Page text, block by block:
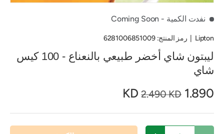
نفدت الكمية - Coming Soon
Lipton رمز المنتج: 6281006851009
ليبتون شاي أخضر طبيعي بالنعناع - 100 كيس
شاي
1.890 KD
2.490 KD